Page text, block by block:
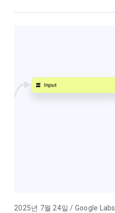
2025년 7월 24일 / Google Labs